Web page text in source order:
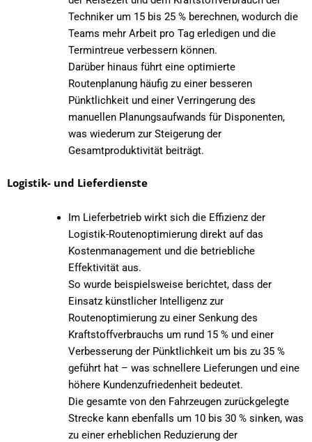
Techniker um 15 bis 25 %berechnen, wodurch die
Teams mehr Arbeit pro Tag erledigen und die
Termintreue verbessern können.
Darüber hinaus führt eine optimierte
Routenplanung häufig zu einer besseren
Pünktlichkeit und einer Verringerung des
manuellen Planungsaufwands für Disponenten,
was wiederum zur Steigerung der
Gesamtproduktivität beiträgt.
Logistik- und Lieferdienste
Im Lieferbetrieb wirkt sich die Effizienz der
Logistik-Routenoptimierung direkt auf das
Kostenmanagement und die betriebliche
Effektivität aus.
So wurde beispielsweise berichtet, dass der
Einsatz künstlicher Intelligenz zur
Routenoptimierung zu einer Senkung des
Kraftstoffverbrauchs um rund 15 % und einer
Verbesserung der Pünktlichkeit um bis zu 35 %
geführt hat – was schnellere Lieferungen und eine
höhere Kundenzufriedenheit bedeutet.
Die gesamte von den Fahrzeugen zurückgelegte
Strecke kann ebenfalls um 10 bis 30 %sinken, was
zu einer erheblichen Reduzierung der